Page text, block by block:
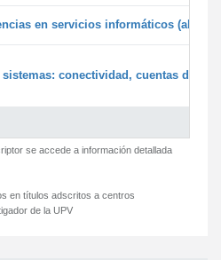
en servicios informáticos
conectividad, cuentas de
se accede a información detallada
en títulos adscritos a centros
de la UPV